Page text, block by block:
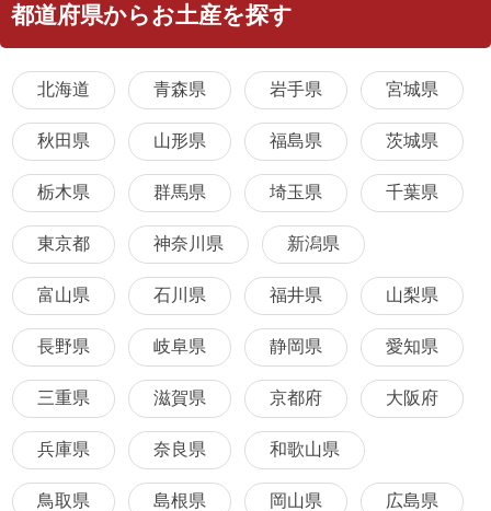
都道府県からお土産を探す
北海道 青森県 岩手県 宮城県
秋田県 山形県 福島県 茨城県
栃木県 群馬県 埼玉県 千葉県
東京都 神奈川県 新潟県
富山県 石川県 福井県 山梨県
長野県 岐阜県 静岡県 愛知県
三重県 滋賀県 京都府 大阪府
兵庫県 奈良県 和歌山県
鳥取県 島根県 岡山県 広島県